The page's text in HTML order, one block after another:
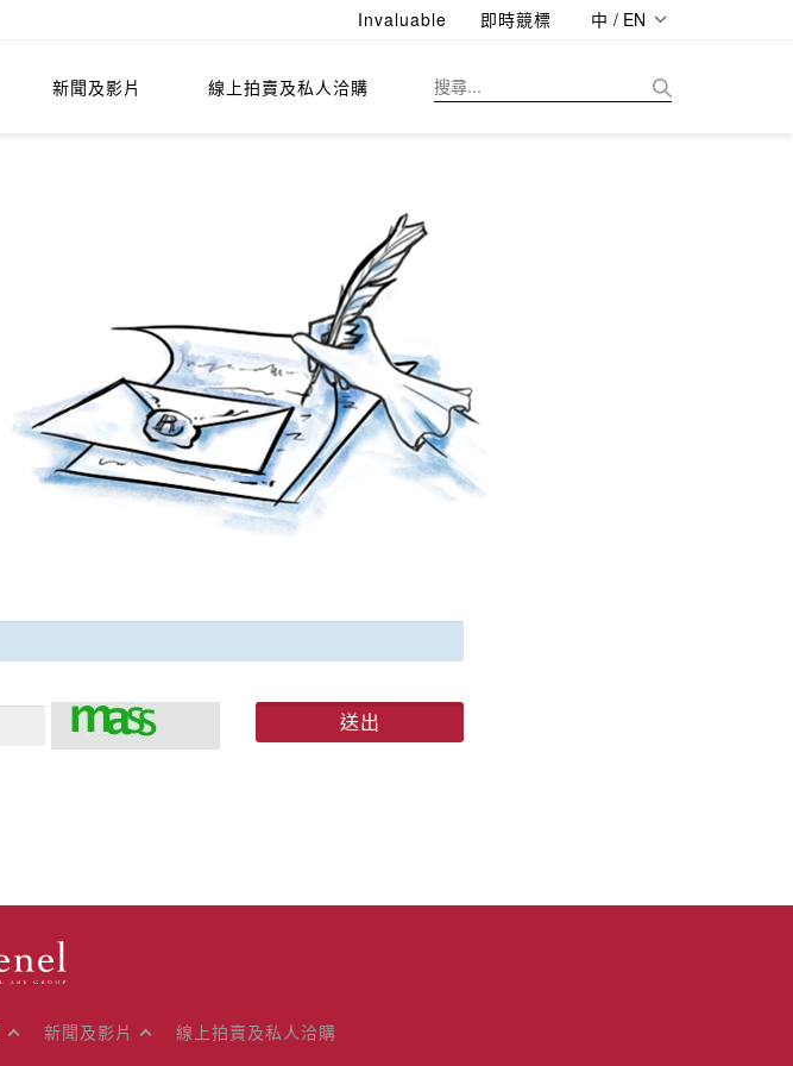
Invaluable 即時競標 中 / EN
新聞及影片 線上拍賣及私人洽購
送出
新聞及影片 線上拍賣及私人洽購